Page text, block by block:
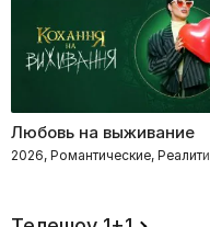
Любовь на выживание
2026, Романтические, Реалити